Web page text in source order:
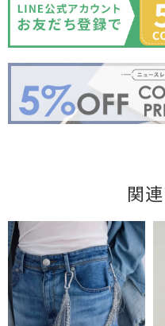
関